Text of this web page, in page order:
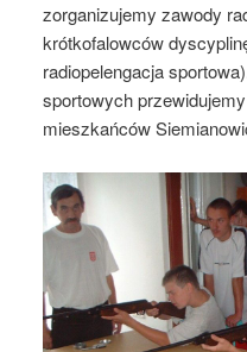
zorganizujemy zawody
krótkofalowców
radiopelengacja
sportowych
mieszkańców